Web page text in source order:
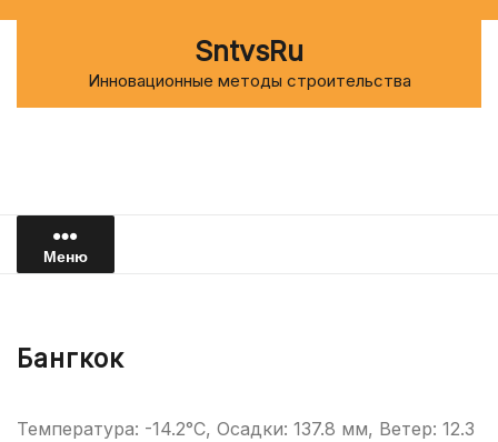
SntvsRu
Инновационные методы строительства
Меню
Бангкок
Температура: -14.2°C, Осадки: 137.8 мм, Ветер: 12.3